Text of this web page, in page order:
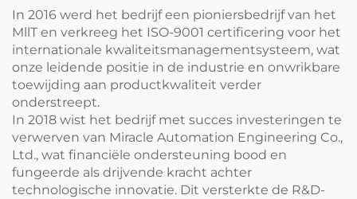
In 2016 werd het bedrijf een pioniersbedrijf van het
MllT en verkreeg het ISO-9001 certificering voor het
internationale kwaliteitsmanagementsysteem, wat
onze leidende positie in de industrie en onwrikbare
toewijding aan productkwaliteit verder
onderstreept.
In 2018 wist het bedrijf met succes investeringen te
verwerven van Miracle Automation Engineering Co.,
Ltd., wat financiële ondersteuning bood en
fungeerde als drijvende kracht achter
technologische innovatie. Dit versterkte de R&D-